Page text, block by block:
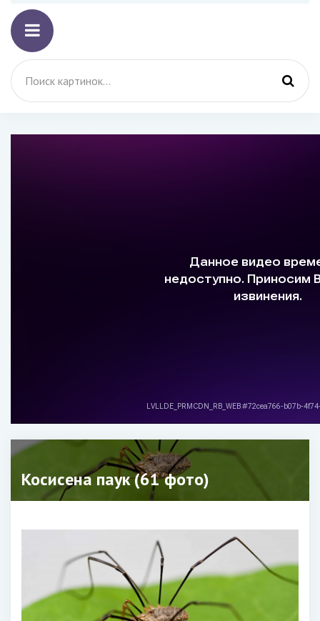
Косисена паук (61 фото)